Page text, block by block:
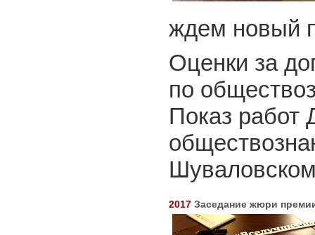
ждем новый
Оценки за
по
Показ работ
2017 Заседание жюри